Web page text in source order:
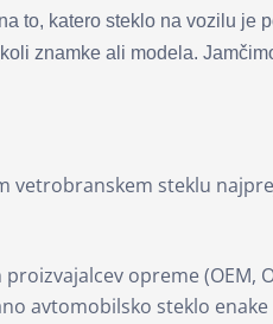
to, katero steklo na vozilu je
znamke ali modela.
vetrobranskem steklu
opreme (OEM,
avtomobilsko steklo